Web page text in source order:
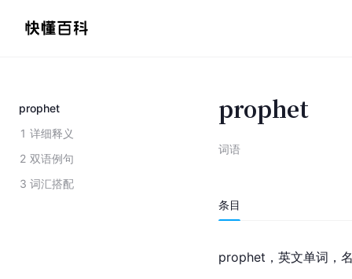
prophet
1 详细释义
2 双语例句
3 词汇搭配
prophet
词语
条目
prophet，英文单词，